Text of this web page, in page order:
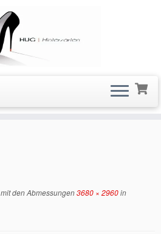
mit den Abmessungen3680 × 2960in